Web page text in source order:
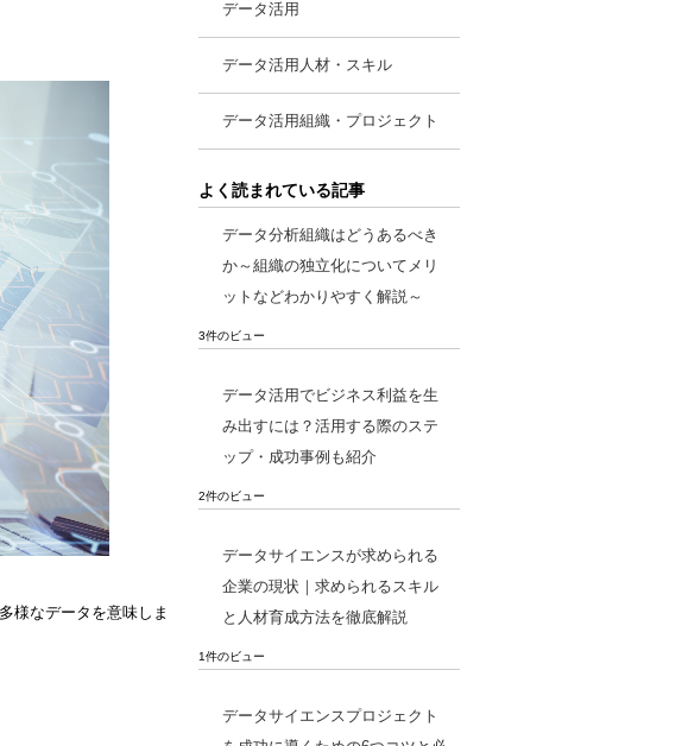
様なデータを意味しま
データ活用
データ活用人材・スキル
データ活用組織・プロジェクト
よく読まれている記事
データ分析組織はどうあるべき
か～組織の独立化についてメリ
ットなどわかりやすく解説～
3件のビュー
データ活用でビジネス利益を生
み出すには？活用する際のステ
ップ・成功事例も紹介
2件のビュー
データサイエンスが求められる
企業の現状｜求められるスキル
と人材育成方法を徹底解説
1件のビュー
データサイエンスプロジェクト